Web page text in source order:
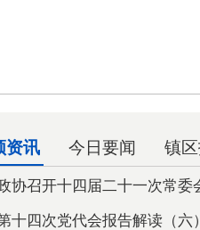
资讯 今日要闻 镇
协召开十四届二十一次常委
十四次党代会报告解读（六